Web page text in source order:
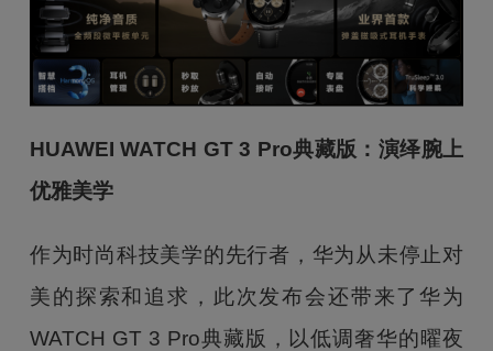
HUAWEI WATCH GT 3 Pro典藏版：演绎腕上
优雅美学
作为时尚科技美学的先行者，华为从未停止对
美的探索和追求，此次发布会还带来了华为
WATCH GT 3 Pro典藏版，以低调奢华的曜夜